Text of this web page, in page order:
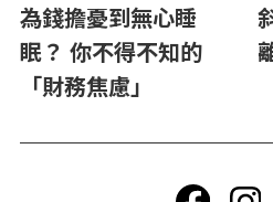
為錢擔憂到無心睡
眠？ 你不得不知的
「財務焦慮」